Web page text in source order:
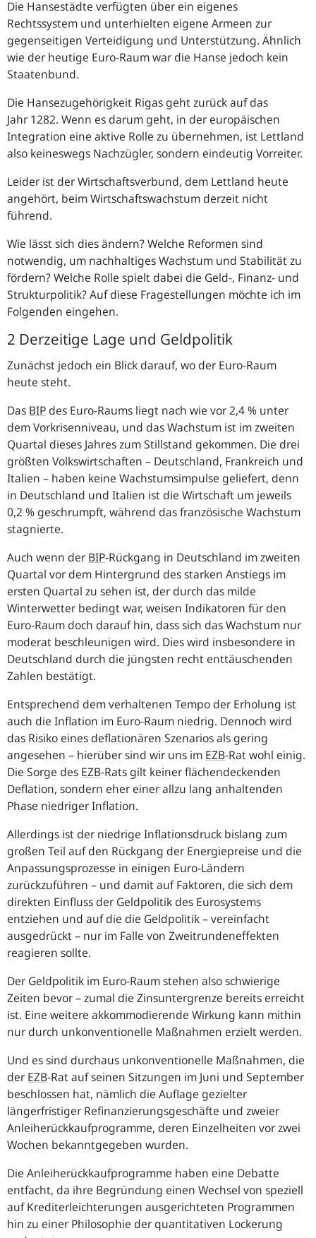
Die Hansestädte verfügten über ein eigenes
Rechtssystem und unterhielten eigene Armeen zur
gegenseitigen Verteidigung und Unterstützung. Ähnlich
wie der heutige Euro-Raum war die Hanse jedoch kein
Staatenbund.
Die Hansezugehörigkeit Rigas geht zurück auf das
Jahr 1282. Wenn es darum geht, in der europäischen
Integration eine aktive Rolle zu übernehmen, ist Lettland
also keineswegs Nachzügler, sondern eindeutig Vorreiter.
Leider ist der Wirtschaftsverbund, dem Lettland heute
angehört, beim Wirtschaftswachstum derzeit nicht
führend.
Wie lässt sich dies ändern? Welche Reformen sind
notwendig, um nachhaltiges Wachstum und Stabilität zu
fördern? Welche Rolle spielt dabei die Geld-, Finanz- und
Strukturpolitik? Auf diese Fragestellungen möchte ich im
Folgenden eingehen.
2 Derzeitige Lage und Geldpolitik
Zunächst jedoch ein Blick darauf, wo der Euro-Raum
heute steht.
Das BIP des Euro-Raums liegt nach wie vor 2,4 % unter
dem Vorkrisenniveau, und das Wachstum ist im zweiten
Quartal dieses Jahres zum Stillstand gekommen. Die drei
größten Volkswirtschaften – Deutschland, Frankreich und
Italien – haben keine Wachstumsimpulse geliefert, denn
in Deutschland und Italien ist die Wirtschaft um jeweils
0,2 % geschrumpft, während das französische Wachstum
stagnierte.
Auch wenn der BIP-Rückgang in Deutschland im zweiten
Quartal vor dem Hintergrund des starken Anstiegs im
ersten Quartal zu sehen ist, der durch das milde
Winterwetter bedingt war, weisen Indikatoren für den
Euro-Raum doch darauf hin, dass sich das Wachstum nur
moderat beschleunigen wird. Dies wird insbesondere in
Deutschland durch die jüngsten recht enttäuschenden
Zahlen bestätigt.
Entsprechend dem verhaltenen Tempo der Erholung ist
auch die Inflation im Euro-Raum niedrig. Dennoch wird
das Risiko eines deflationären Szenarios als gering
angesehen – hierüber sind wir uns im EZB-Rat wohl einig.
Die Sorge des EZB-Rats gilt keiner flächendeckenden
Deflation, sondern eher einer allzu lang anhaltenden
Phase niedriger Inflation.
Allerdings ist der niedrige Inflationsdruck bislang zum
großen Teil auf den Rückgang der Energiepreise und die
Anpassungsprozesse in einigen Euro-Ländern
zurückzuführen – und damit auf Faktoren, die sich dem
direkten Einfluss der Geldpolitik des Eurosystems
entziehen und auf die die Geldpolitik – vereinfacht
ausgedrückt – nur im Falle von Zweitrundeneffekten
reagieren sollte.
Der Geldpolitik im Euro-Raum stehen also schwierige
Zeiten bevor – zumal die Zinsuntergrenze bereits erreicht
ist. Eine weitere akkommodierende Wirkung kann mithin
nur durch unkonventionelle Maßnahmen erzielt werden.
Und es sind durchaus unkonventionelle Maßnahmen, die
der EZB-Rat auf seinen Sitzungen im Juni und September
beschlossen hat, nämlich die Auflage gezielter
längerfristiger Refinanzierungsgeschäfte und zweier
Anleiherückkaufprogramme, deren Einzelheiten vor zwei
Wochen bekanntgegeben wurden.
Die Anleiherückkaufprogramme haben eine Debatte
entfacht, da ihre Begründung einen Wechsel von speziell
auf Krediterleichterungen ausgerichteten Programmen
hin zu einer Philosophie der quantitativen Lockerung